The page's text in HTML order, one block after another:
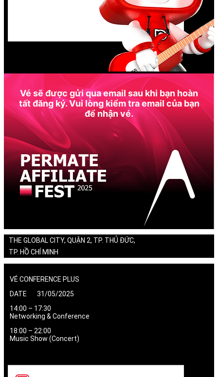
Vé sẽ được gửi qua email sau khi bạn hoàn
tất đăng ký. Vui lòng kiểm tra email của bạn
để nhận vé.
THE GLOBAL CITY, QUẬN 2, TP. THỦ ĐỨC,
TP. HỒ CHÍ MINH
VÉ CONFERENCE PLUS
DATE 31/05/2025
14:00 – 17:30
Networking & Conference
18:00 – 22:00
Music Show (Concert)